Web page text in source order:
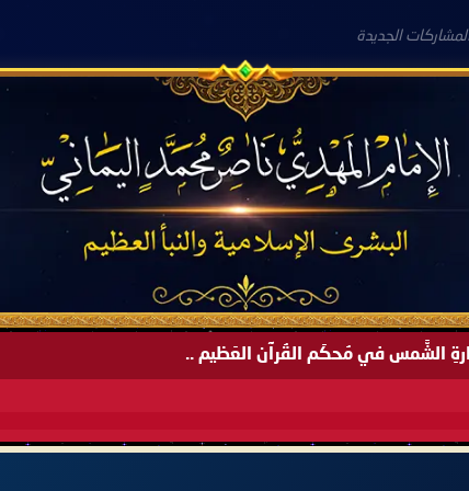
الجديدة
الشَّمس في مُحكَم القُرآن العَظيم ..